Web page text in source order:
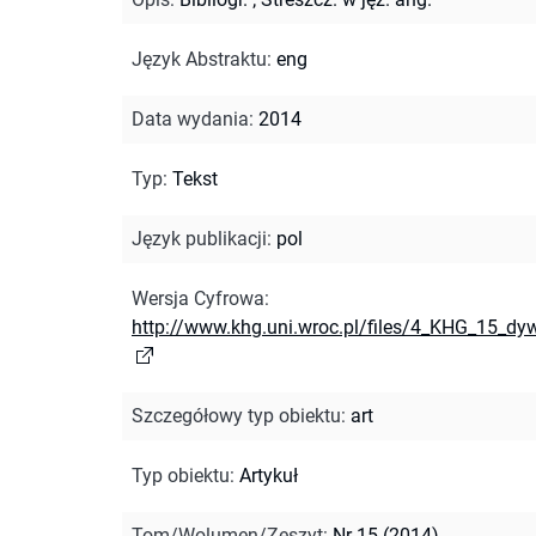
Język Abstraktu: eng
Data wydania: 2014
Typ: Tekst
Język publikacji: pol
Wersja Cyfrowa:
http://www.khg.uni.wroc.pl/files/
Szczegółowy typ obiektu: art
Typ obiektu: Artykuł